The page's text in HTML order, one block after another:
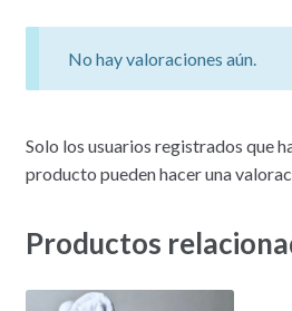
No hay valoraciones aún.
Solo los usuarios registrados que
producto pueden hacer una
Productos